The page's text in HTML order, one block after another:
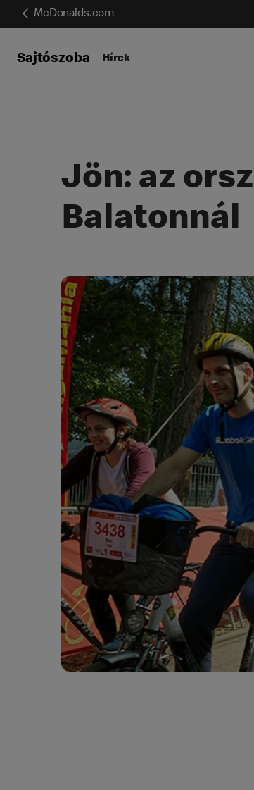
McDonalds.com
Sajtószoba Hírek
Jön: az
Balatonnál